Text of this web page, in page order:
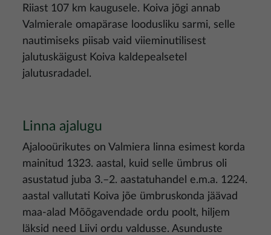
Riiast 107 km kaugusele. Koiva jõgi annab
Valmierale omapärase loodusliku sarmi, selle
nautimiseks piisab vaid viieminutilisest
jalutuskäigust Koiva kaldepealsetel
jalutusradadel.
Linna ajalugu
Ajalooürikutes on Valmiera linna esimest korda
mainitud 1323. aastal, kuid selle ümbrus oli
asustatud juba 3.–2. aastatuhandel e.m.a. 1224.
aastal vallutati Koiva jõe ümbruskonda jäävad
maa-alad Mõõgavendade ordu poolt, hiljem
läksid need Liivi ordu valdusse. Asunduste